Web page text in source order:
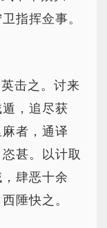
指挥佥事。
击之。讨来
，追尽获
者，通译
甚。以计取
肆恶十余
陲快之。